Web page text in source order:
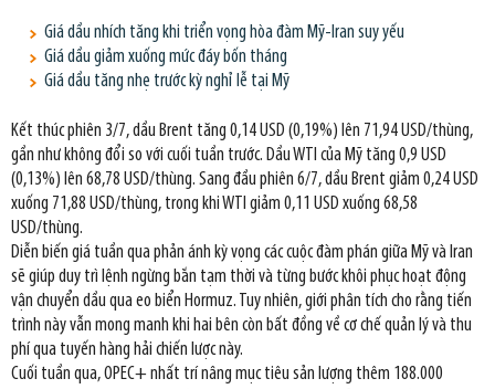
Giá dầu nhích tăng khi triển vọng hòa đàm Mỹ-Iran suy yếu
Giá dầu giảm xuống mức đáy bốn tháng
Giá dầu tăng nhẹ trước kỳ nghỉ lễ tại Mỹ
Kết thúc phiên 3/7, dầu Brent tăng 0,14 USD (0,19%) lên 71,94 USD/thùng,
gần như không đổi so với cuối tuần trước. Dầu WTI của Mỹ tăng 0,9 USD
(0,13%) lên 68,78 USD/thùng. Sang đầu phiên 6/7, dầu Brent giảm 0,24 USD
xuống 71,88 USD/thùng, trong khi WTI giảm 0,11 USD xuống 68,58
USD/thùng.
Diễn biến giá tuần qua phản ánh kỳ vọng các cuộc đàm phán giữa Mỹ và Iran
sẽ giúp duy trì lệnh ngừng bắn tạm thời và từng bước khôi phục hoạt động
vận chuyển dầu qua eo biển Hormuz. Tuy nhiên, giới phân tích cho rằng tiến
trình này vẫn mong manh khi hai bên còn bất đồng về cơ chế quản lý và thu
phí qua tuyến hàng hải chiến lược này.
Cuối tuần qua, OPEC+ nhất trí nâng mục tiêu sản lượng thêm 188.000